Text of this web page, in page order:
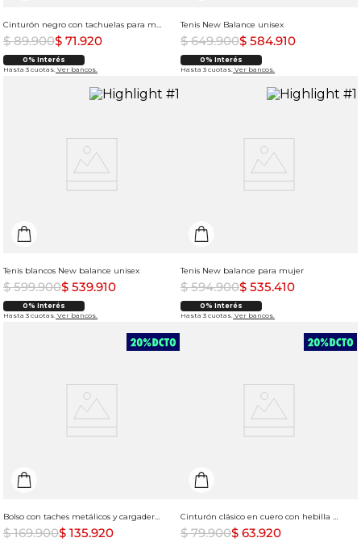
Cinturón negro con tachuelas para mujer
$ 89.900$ 71.920
0% Interés
Hasta 3 cuotas. Ver bancos.
Tenis New Balance unisex
$ 649.900$ 584.910
0% Interés
Hasta 3 cuotas. Ver bancos.
Tenis blancos New balance unisex
$ 599.900$ 539.910
0% Interés
Hasta 3 cuotas. Ver bancos.
Tenis New balance para mujer
$ 594.900$ 535.410
0% Interés
Hasta 3 cuotas. Ver bancos.
Bolso con taches metálicos y cargadera con cadenas largas para mujer
$ 169.900$ 135.920
Cinturón clásico en cuero con hebilla metálica para hombre
$ 79.900$ 63.920